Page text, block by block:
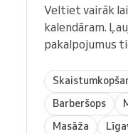
Veltiet vairāk
kalendāram.
pakalpojumus
Barberšops
Masāža